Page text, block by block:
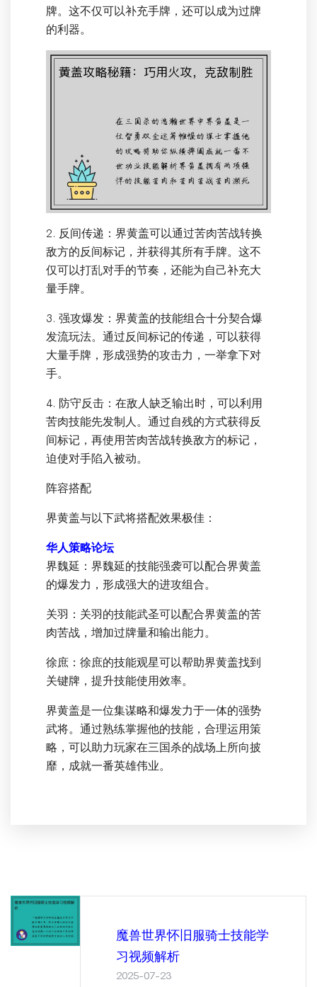
牌。这不仅可以补充手牌，还可以成为过牌
的利器。
2. 反间传递：界黄盖可以通过苦肉苦战转换
敌方的反间标记，并获得其所有手牌。这不
仅可以打乱对手的节奏，还能为自己补充大
量手牌。
3. 强攻爆发：界黄盖的技能组合十分契合爆
发流玩法。通过反间标记的传递，可以获得
大量手牌，形成强势的攻击力，一举拿下对
手。
4. 防守反击：在敌人缺乏输出时，可以利用
苦肉技能先发制人。通过自残的方式获得反
间标记，再使用苦肉苦战转换敌方的标记，
迫使对手陷入被动。
阵容搭配
界黄盖与以下武将搭配效果极佳：
华人策略论坛
界魏延：界魏延的技能强袭可以配合界黄盖
的爆发力，形成强大的进攻组合。
关羽：关羽的技能武圣可以配合界黄盖的苦
肉苦战，增加过牌量和输出能力。
徐庶：徐庶的技能观星可以帮助界黄盖找到
关键牌，提升技能使用效率。
界黄盖是一位集谋略和爆发力于一体的强势
武将。通过熟练掌握他的技能，合理运用策
略，可以助力玩家在三国杀的战场上所向披
靡，成就一番英雄伟业。
魔兽世界怀旧服骑士技能学
习视频解析
2025-07-23